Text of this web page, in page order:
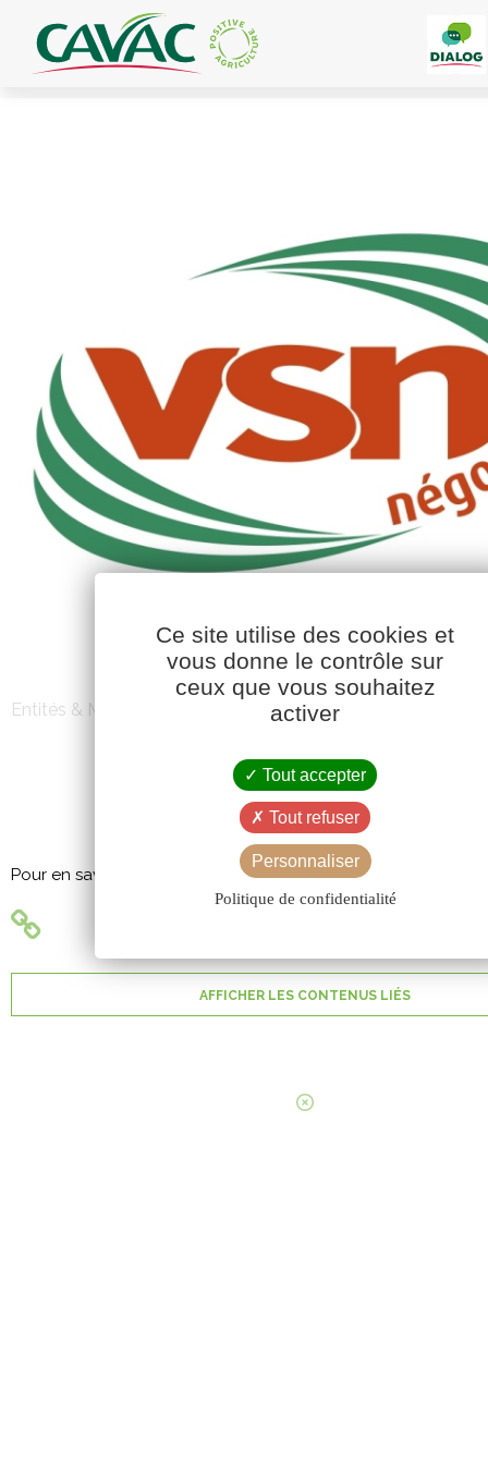
Entités & Marques
VSN NÉGOCE
Pour en savoir + :
AFFICHER LES CONTENUS LIÉS
Panneau de gestion des cookies
Ce site utilise des cookies et
vous donne le contrôle sur
ceux que vous souhaitez
activer
Tout accepter
Tout refuser
Personnaliser
Politique de confidentialité